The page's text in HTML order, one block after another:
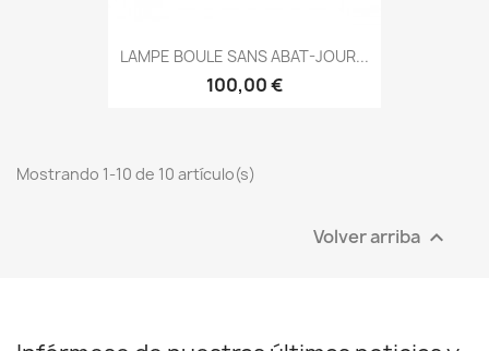
LAMPE BOULE SANS ABAT-JOUR...
100,00 €
Mostrando 1-10 de 10 artículo(s)
Volver arriba 